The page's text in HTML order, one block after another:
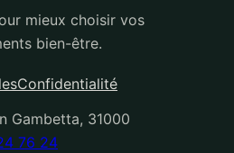
mieux choisir vos
bien-être.
Confidentialité
Gambetta, 31000
76 24